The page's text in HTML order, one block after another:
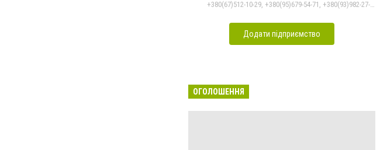
Додати підприємство
ОГОЛОШЕННЯ